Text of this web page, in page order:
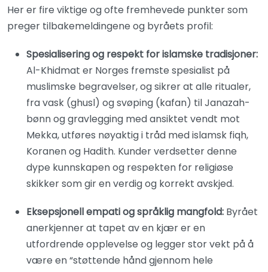
Her er fire viktige og ofte fremhevede punkter som
preger tilbakemeldingene og byråets profil:
Spesialisering og respekt for islamske tradisjoner:
Al-Khidmat er Norges fremste spesialist på
muslimske begravelser, og sikrer at alle ritualer,
fra vask (ghusl) og svøping (kafan) til Janazah-
bønn og gravlegging med ansiktet vendt mot
Mekka, utføres nøyaktig i tråd med islamsk fiqh,
Koranen og Hadith. Kunder verdsetter denne
dype kunnskapen og respekten for religiøse
skikker som gir en verdig og korrekt avskjed.
Eksepsjonell empati og språklig mangfold: Byrået
anerkjenner at tapet av en kjær er en
utfordrende opplevelse og legger stor vekt på å
være en “støttende hånd gjennom hele